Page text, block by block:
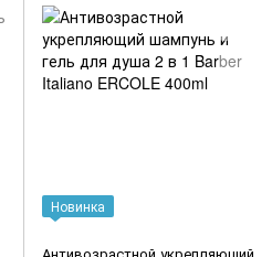
Новинка
Антивозрастной укрепляющий